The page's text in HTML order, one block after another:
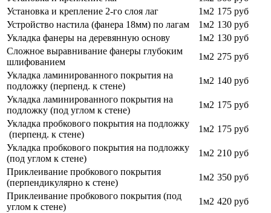
Установка и крепление 2-го слоя лаг
1м2 175 руб
Устройство настила (фанера 18мм) по лагам
1м2 130 руб
Укладка фанеры на деревянную основу
1м2 130 руб
Сложное выравнивание фанеры глубоким
шлифованием
1м2 275 руб
Укладка ламинированного покрытия на
подложку (перпенд. к стене)
1м2 140 руб
Укладка ламинированного покрытия на
подложку (под углом к стене)
1м2 175 руб
Укладка пробкового покрытия на подложку
(перпенд. к стене)
1м2 175 руб
Укладка пробкового покрытия на подложку
(под углом к стене)
1м2 210 руб
Приклеивание пробкового покрытия
(перпендикулярно к стене)
1м2 350 руб
Приклеивание пробкового покрытия (под
углом к стене)
1м2 420 руб